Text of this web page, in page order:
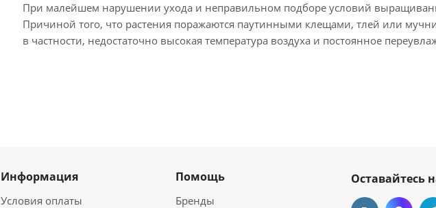
При малейшем нарушении ухода и неправильном подборе условий
Причиной того, что растения поражаются паутинными клещами, тлей или
в частности, недостаточно высокая температура воздуха и постоянное
Информация
Условия оплаты
Помощь
Бренды
Оставайтесь